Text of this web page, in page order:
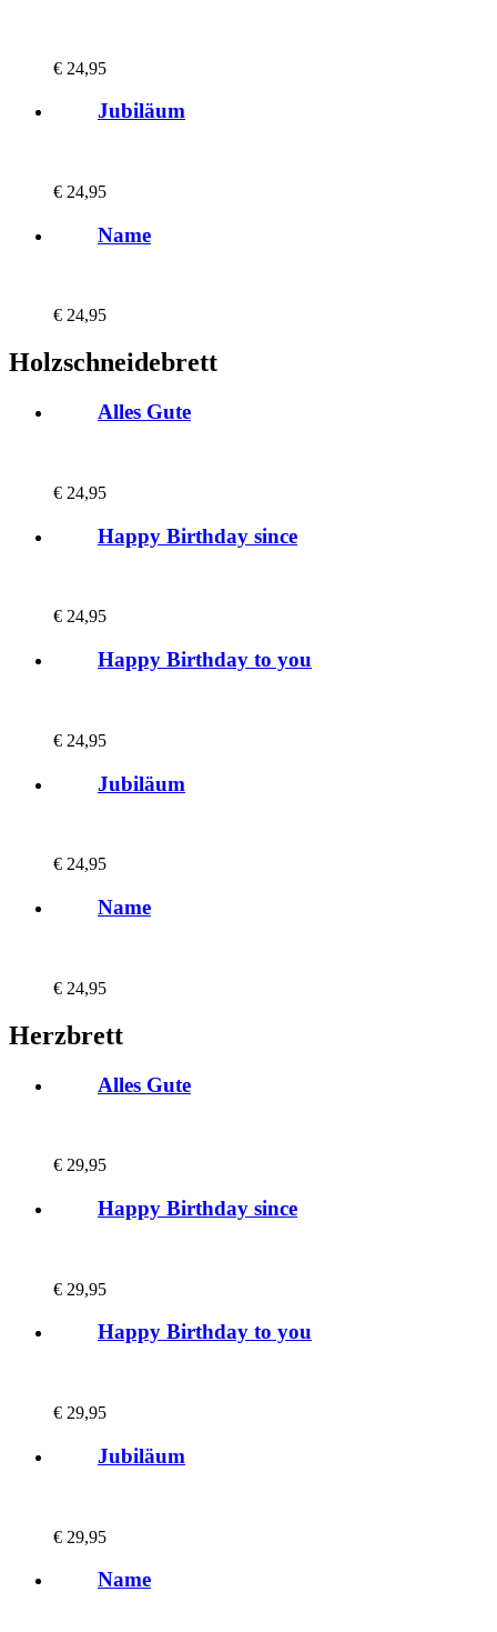
€ 24,95
Jubiläum
€ 24,95
Name
€ 24,95
Holzschneidebrett
Alles Gute
€ 24,95
Happy Birthday since
€ 24,95
Happy Birthday to you
€ 24,95
Jubiläum
€ 24,95
Name
€ 24,95
Herzbrett
Alles Gute
€ 29,95
Happy Birthday since
€ 29,95
Happy Birthday to you
€ 29,95
Jubiläum
€ 29,95
Name